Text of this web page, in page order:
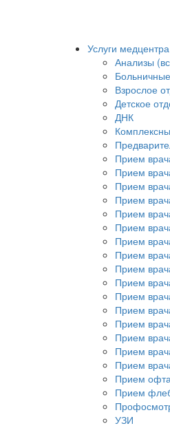
Услуги медцентра
Анализы
Взрослое
Детское
ДНК
Прием
Прием
Прием
Прием
Прием
Прием
Прием
Прием
Прием
Прием
Прием
Прием
Прием
Прием
Прием
Прием
Прием
Прием
УЗИ